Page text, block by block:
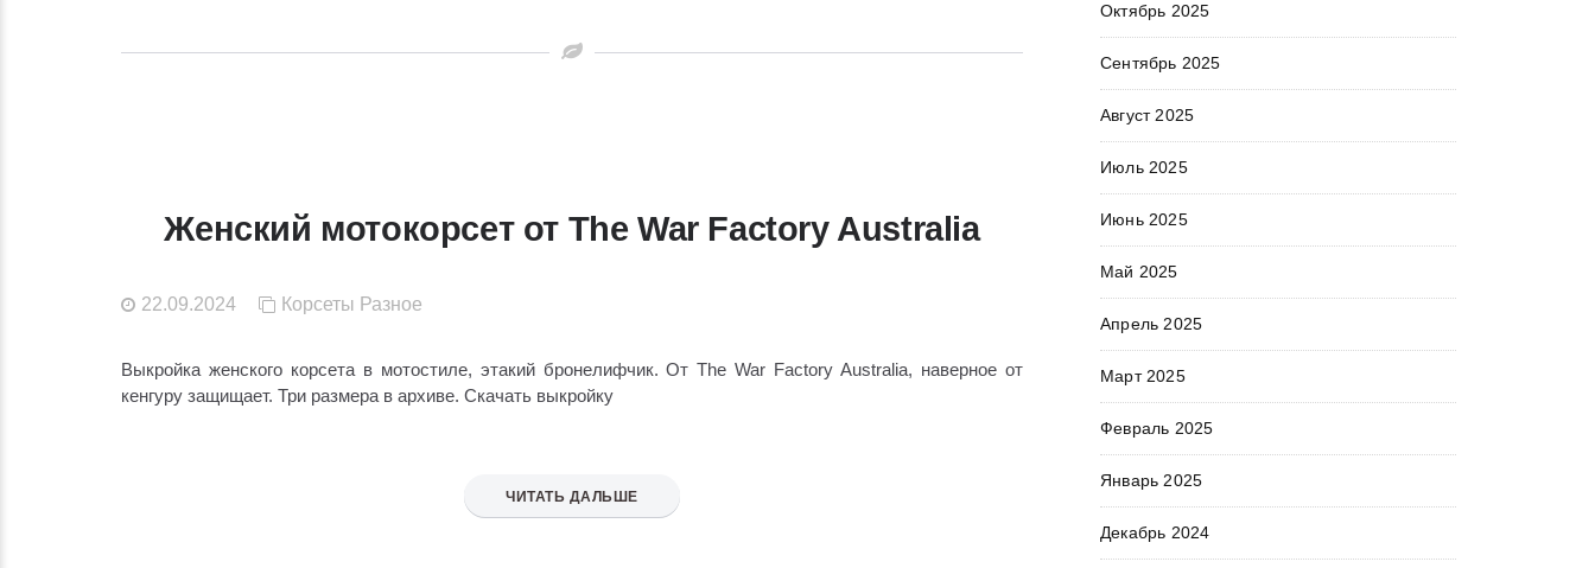
Женский мотокорсет от The War Factory Australia
22.09.2024 Корсеты Разное
Выкройка женского корсета в мотостиле, этакий бронелифчик. От The War Factory Australia, наверное от
кенгуру защищает. Три размера в архиве. Скачать выкройку
ЧИТАТЬ ДАЛЬШЕ
Октябрь 2025
Сентябрь 2025
Август 2025
Июль 2025
Июнь 2025
Май 2025
Апрель 2025
Март 2025
Февраль 2025
Январь 2025
Декабрь 2024